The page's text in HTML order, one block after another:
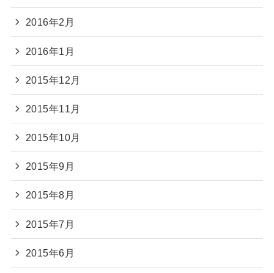
2016年2月
2016年1月
2015年12月
2015年11月
2015年10月
2015年9月
2015年8月
2015年7月
2015年6月